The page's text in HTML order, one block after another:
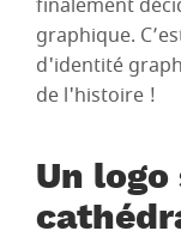
graphique.
d'identité
de l'histoire !
Un logo